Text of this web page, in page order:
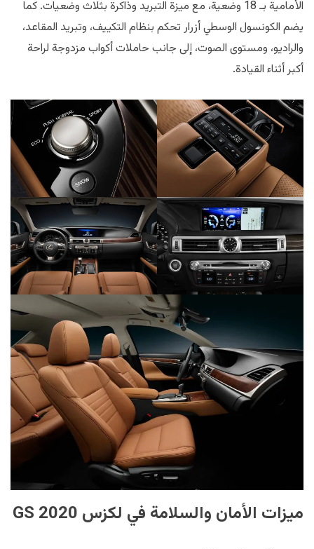
الأمامية بـ 18 وضعية، مع ميزة التبريد وذاكرة بثلاث وضعيات. كما
يضم الكونسول الوسطي أزرار تحكم بنظام التكييف، وتبريد المقاعد،
والراديو، ومستوى الصوت، إلى جانب حاملات أكواب مزدوجة لراحة
أكبر أثناء القيادة.
ميزات الأمان والسلامة في لكزس GS 2020